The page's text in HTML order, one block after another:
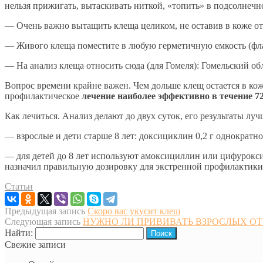
нельзя прижигать, вытаскивать ниткой, «топить» в
— Очень важно вытащить клеща целиком, не оставив в коже
— Живого клеща поместите в любую герметичную емкость
— На анализ клеща относить сюда (для Гомеля): Гомельский
Вопрос времени крайне важен. Чем дольше клещ остается в
профилактическое лечение наиболее эффективно в течение
Как лечиться. Анализ делают до двух суток, его результаты
— взрослые и дети старше 8 лет: доксициклин 0,2 г
— для детей до 8 лет используют амоксициллин или
назначил правильную дозировку для экстренной
Статьи
Предыдущая запись Скоро вас укусит клещ
Следующая запись НУЖНО ЛИ ПРИВИВАТЬ ВЗРОСЛЫХ
Найти:
Свежие записи